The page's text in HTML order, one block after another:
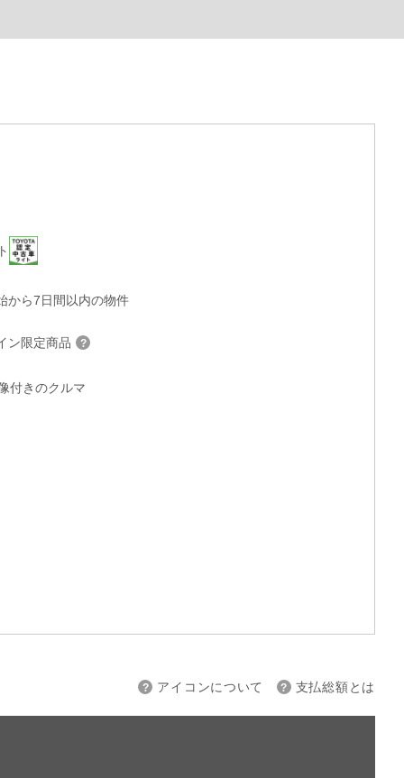
から7日間以内の物件
ン限定商品
付きのクルマ
アイコンについて 支払総額とは